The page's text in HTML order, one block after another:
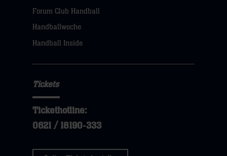
Forum Club Handball
Handballwoche
Handball Inside
Tickets
Tickethotline:
0621 / 18190-333